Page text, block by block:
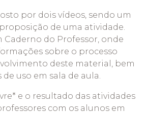
por dois vídeos, sendo um
de uma atividade.
Caderno do Professor, onde
sobre o processo
deste material, bem
uso em sala de aula.
e o resultado das atividades
com os alunos em